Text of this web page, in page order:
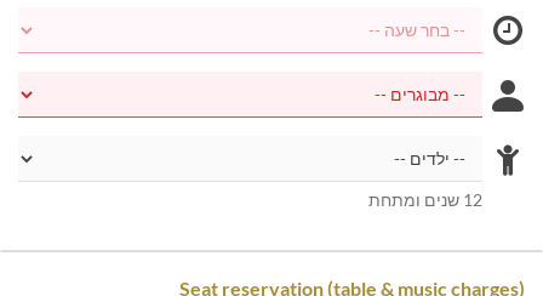
12 שנים ומתחת
Seat reservation (table & music charges)